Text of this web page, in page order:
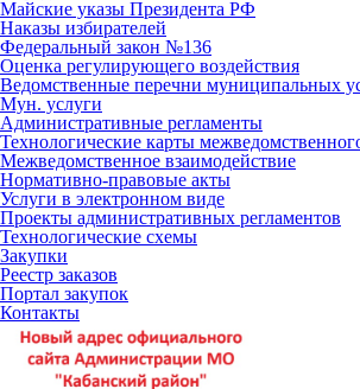
Майские указы Президента РФ
Наказы избирателей
Федеральный закон №136
Оценка регулирующего воздействия
Ведомственные перечни муниципальных
Мун. услуги
Административные регламенты
Технологические карты
Межведомственное взаимодействие
Нормативно-правовые акты
Услуги в электронном виде
Проекты административных регламентов
Технологические схемы
Закупки
Реестр заказов
Портал закупок
Контакты